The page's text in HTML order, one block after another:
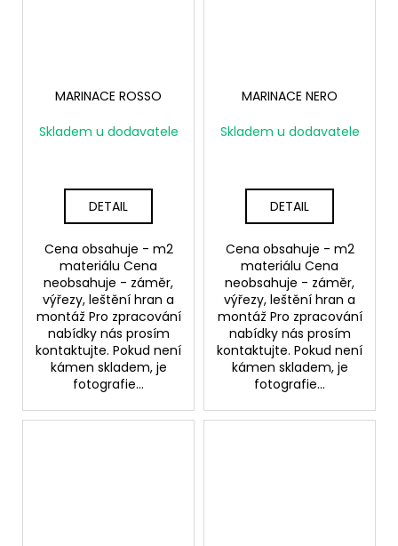
MARINACE ROSSO
Skladem u dodavatele
DETAIL
Cena obsahuje - m2
materiálu Cena
neobsahuje - záměr,
výřezy, leštění hran a
montáž Pro zpracování
nabídky nás prosím
kontaktujte. Pokud není
kámen skladem, je
fotografie...
MARINACE NERO
Skladem u dodavatele
DETAIL
Cena obsahuje - m2
materiálu Cena
neobsahuje - záměr,
výřezy, leštění hran a
montáž Pro zpracování
nabídky nás prosím
kontaktujte. Pokud není
kámen skladem, je
fotografie...